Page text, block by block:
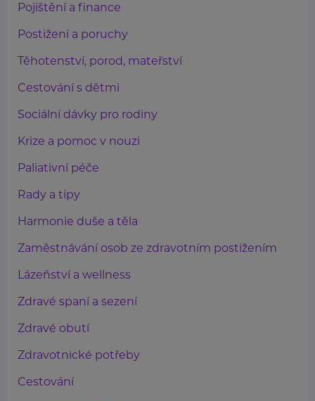
Pojištění a finance
Postižení a poruchy
Těhotenství, porod, mateřství
Cestování s dětmi
Sociální dávky pro rodiny
Krize a pomoc v nouzi
Paliativní péče
Rady a tipy
Harmonie duše a těla
Zaměstnávání osob ze zdravotním postižením
Lázeňství a wellness
Zdravé spaní a sezení
Zdravé obutí
Zdravotnické potřeby
Cestování